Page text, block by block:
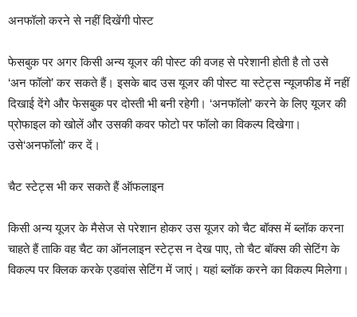
अनफॉलो करने से नहीं दिखेंगी पोस्ट
फेसबुक पर अगर किसी अन्य यूजर की पोस्ट की वजह से परेशानी होती है तो उसे
‘अन फॉलो’ कर सकते हैं। इसके बाद उस यूजर की पोस्ट या स्टेट्स न्यूजफीड में नहीं
दिखाई देंगे और फेसबुक पर दोस्ती भी बनी रहेगी। ‘अनफॉलो’ करने के लिए यूजर की
प्रोफाइल को खोलें और उसकी कवर फोटो पर फॉलो का विकल्प दिखेगा।
उसे‘अनफॉलो’ कर दें।
चैट स्टेट्स भी कर सकते हैं ऑफलाइन
किसी अन्य यूजर के मैसेज से परेशान होकर उस यूजर को चैट बॉक्स में ब्लॉक करना
चाहते हैं ताकि वह चैट का ऑनलाइन स्टेट्स न देख पाए, तो चैट बॉक्स की सेटिंग के
विकल्प पर क्लिक करके एडवांस सेटिंग में जाएं। यहां ब्लॉक करने का विकल्प मिलेगा।